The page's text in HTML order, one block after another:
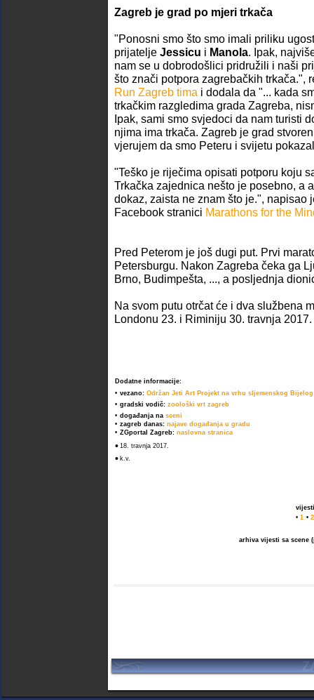
Zagreb je grad po mjeri trkača
"Ponosni smo što smo imali priliku
prijatelje Jessicu i Manola. Ipak,
nam se u dobrodošlici pridružili i naši
što znači potpora zagrebačkih trkača.",
Run Zagreb tima i dodala da "... kada
trkačkim razgledima grada Zagreba,
Ipak, sami smo svjedoci da nam turisti
njima ima trkača. Zagreb je grad
vjerujem da smo Peteru i svijetu
"Teško je riječima opisati potporu koju
Trkačka zajednica nešto je posebno, a
dokaz, zaista ne znam što je.", napisao
Facebook stranici Marathons for the
Pred Peterom je još dugi put. Prvi
Petersburgu. Nakon Zagreba čeka ga
Brno, Budimpešta, ..., a posljednja
Na svom putu otrčat će i dva službena
Londonu 23. i Riminiju 30. travnja
Dodatne informacije:
• vezano: Održan Jeti Art Projekt na vrhu sljemenskog
• gradski vodič: zoološki vrt zagreb
• događanja na sceni
• zagreb danas: najave događanja u gradu
• ZGportal Zagreb: naslovna stranica
• 18. travnja 2017.
• k.v.
• 1 • 2
arhiva vijesti sa scene